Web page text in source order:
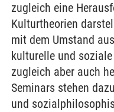
zugleich eine
Kulturtheorien
mit dem Umstand
kulturelle und
zugleich aber auch
Seminars stehen
und